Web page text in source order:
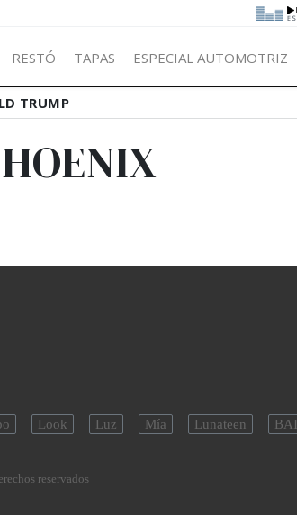
RESTÓ TAPAS ESPECIAL AUTOMOTRIZ
TRUMP
Look Luz Mía Lunateen
reservados